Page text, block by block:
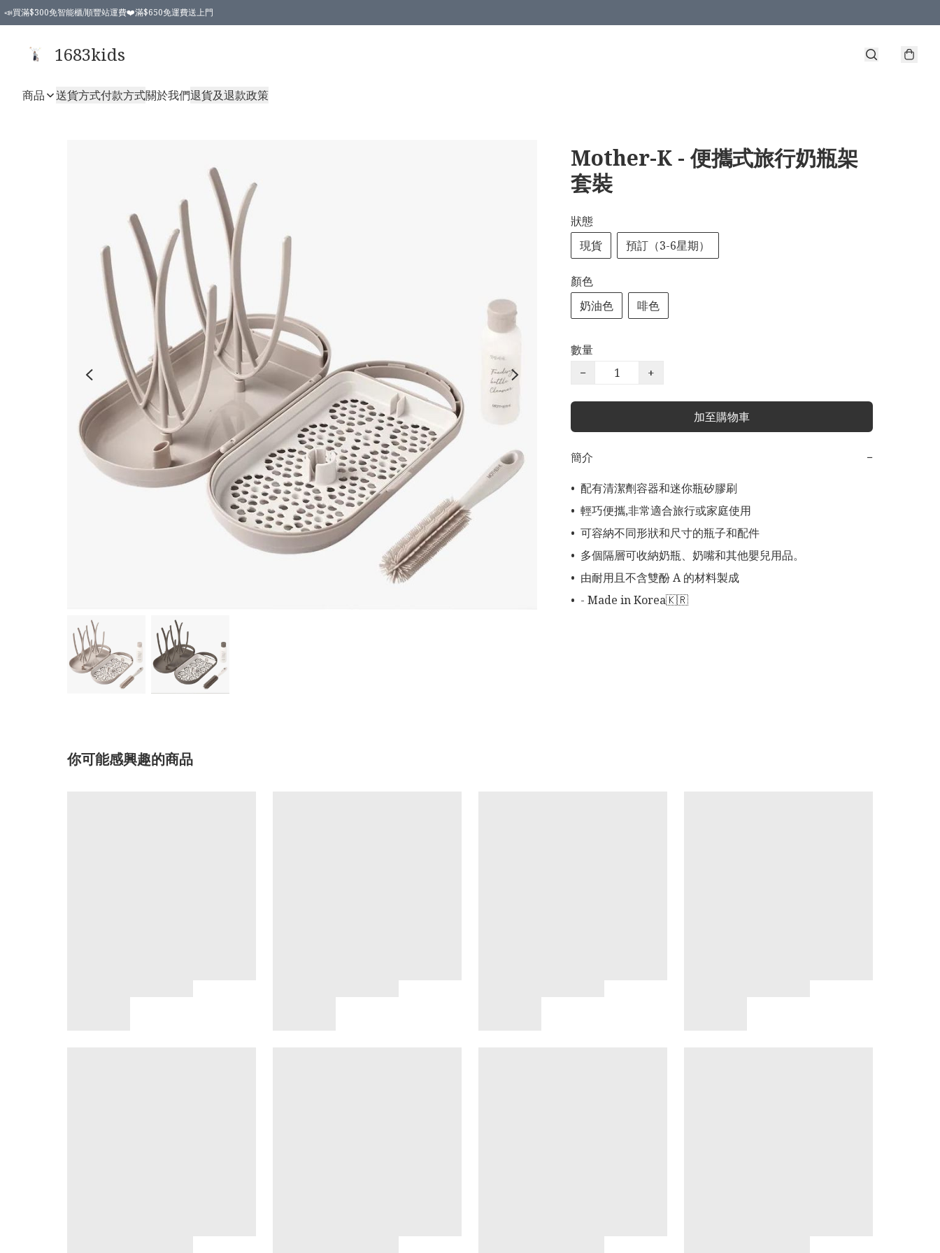
📣買滿$300免智能櫃/順豐站運費❤️滿$650免運費送上門
1683kids
商品 送貨方式付款方式關於我們退貨及退款政策
Mother-K - 便攜式旅行奶瓶架
套裝
狀態
現貨
預訂（3-6星期）
顏色
奶油色
啡色
數量
−
+
加至購物車
簡介
−
•⁠  ⁠配有清潔劑容器和迷你瓶矽膠刷
•⁠  ⁠輕巧便攜,非常適合旅行或家庭使用
•⁠  ⁠可容納不同形狀和尺寸的瓶子和配件
•⁠  ⁠多個隔層可收納奶瓶、奶嘴和其他嬰兒用品。
•⁠  ⁠由耐用且不含雙酚 A 的材料製成
•⁠  ⁠- Made in Korea🇰🇷
你可能感興趣的商品